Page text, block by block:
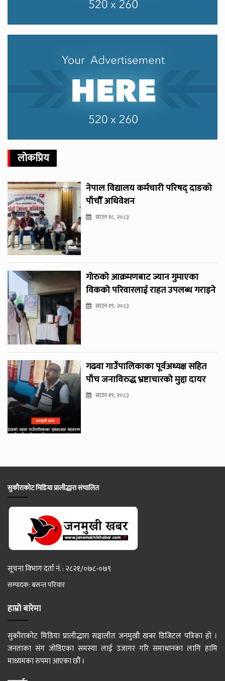
लोकप्रिय
नेपाल विद्यालय कर्मचारी परिषद् दाङको
पाँचौँ अधिवेशन
साउन १८, २०८३
गोरुको आक्रमणबाट ज्यान गुमाएका
विकको परिवारलाई राहत उपलब्ध गराइने
साउन १९, २०८३
गढवा गाउँपालिकाका पूर्वअध्यक्ष सहित
पाँच जनाविरुद्ध भ्रष्टाचारको मुद्दा दायर
साउन १९, २०८३
सुकौराकोट मिडिया प्रालीद्धारा संचालित
सूचना विभाग दर्ता नं. : २८२१/०७८-०७९
सम्पादक: बसन्त परियार
हाम्रो बारेमा
सुकौराकोट मिडिया प्रालीद्धारा सञ्चालीत जनमुखी खबर डिजिटल पत्रिका हो ।
जनताका संग जोडिएका समस्या लाई उजागर गरि समाधानका लागि हामि
माध्यमका रुपमा आएका छौं ।